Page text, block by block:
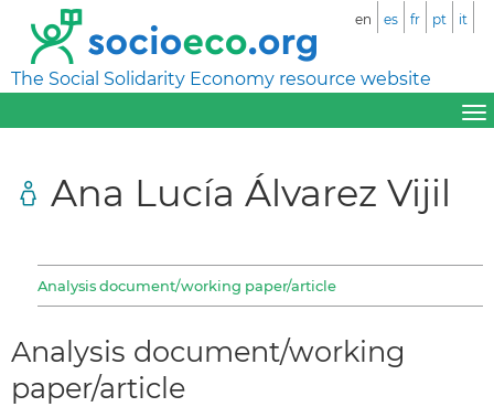
The Social Solidarity Economy resource website
en es fr pt it
Ana Lucía Álvarez Vijil
Analysis document/working paper/article
Analysis document/working
paper/article